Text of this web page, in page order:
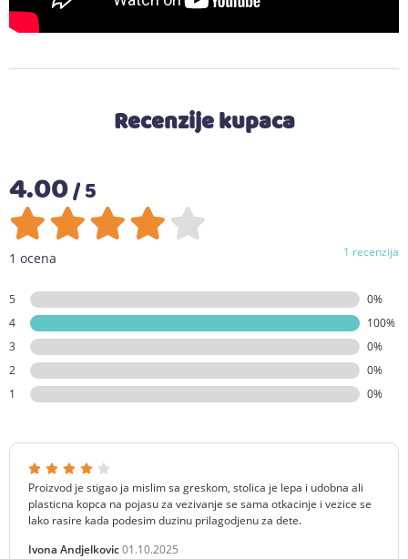
Recenzije kupaca
4.00/ 5
1 ocena 1 recenzija
5
0%
4
100%
3
0%
2
0%
1
0%
Proizvod je stigao ja mislim sa greskom, stolica je lepa i udobna ali
plasticna kopca na pojasu za vezivanje se sama otkacinje i vezice se
lako rasire kada podesim duzinu prilagodjenu za dete.
Ivona Andjelkovic01.10.2025